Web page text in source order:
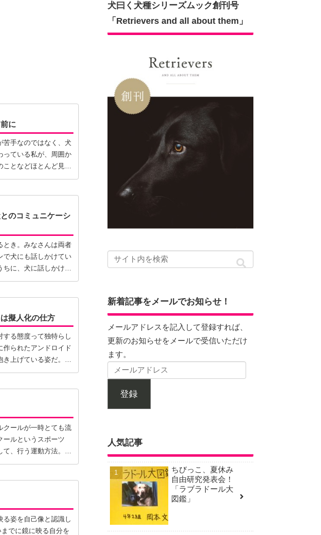
に
苦手なのではなく、犬
っている私が、周囲か
となどほとんど見え
のコミュニケーシ
とき。みなさんは両者
で犬にも話しかけてい
に、犬に話しかける
擬人化の仕方
る態度って独特らし
作られたアンドロイド
上げている姿だ。も
クールが一時とても流
ールというスポーツ
、行う運動方法。特
姿を自己像と認識し
でに鏡に映る自分を
犬曰く犬種シリーズムック創刊号
「Retrievers and all about them」
新着記事をメールでお知らせ！
メールアドレスを記入して登録すれば、
更新のお知らせをメールで受信いただけ
ます。
登録
人気記事
ちびっこ、夏休み
自由研究発表会！
「ラブラドール大
図鑑」